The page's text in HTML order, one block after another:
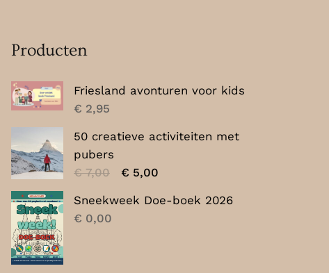
Producten
Friesland avonturen voor kids
€ 2,95
50 creatieve activiteiten met
pubers
€7,00
Oorspronkelijke
was:
€ 5,00
is:
Sneekweek Doe-boek 2026
€ 0,00